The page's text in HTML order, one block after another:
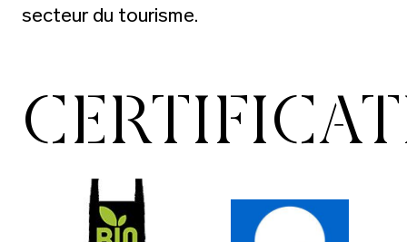
secteur du tourisme.